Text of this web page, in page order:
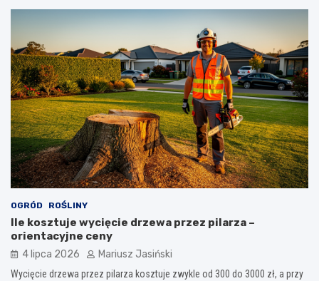
OGRÓD ROŚLINY
Ile kosztuje wycięcie drzewa przez pilarza –
orientacyjne ceny
4 lipca 2026 Mariusz Jasiński
Wycięcie drzewa przez pilarza kosztuje zwykle od 300 do 3000 zł, a przy